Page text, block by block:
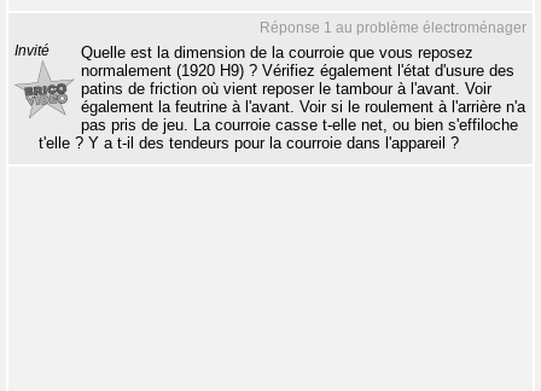
Réponse 1 au problème électroménager
Invité
Quelle est la dimension de la courroie que vous reposez
normalement (1920 H9) ? Vérifiez également l'état d'usure des
patins de friction où vient reposer le tambour à l'avant. Voir
également la feutrine à l'avant. Voir si le roulement à l'arrière n'a
pas pris de jeu. La courroie casse t-elle net, ou bien s'effiloche
t'elle ? Y a t-il des tendeurs pour la courroie dans l'appareil ?